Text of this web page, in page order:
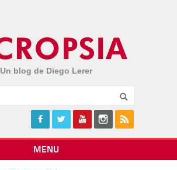
Un blog de Diego Lerer
MENU